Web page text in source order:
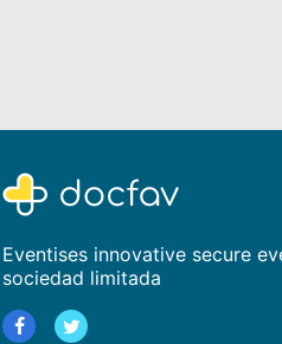
Eventises innovative secure
sociedad limitada